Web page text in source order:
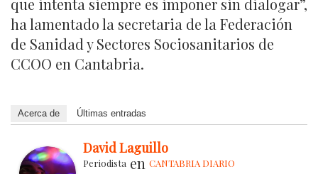
que intenta siempre es imponer sin dialogar”,
ha lamentado la secretaria de la Federación
de Sanidad y Sectores Sociosanitarios de
CCOO en Cantabria.
Acerca de Últimas entradas
David Laguillo
Periodista en CANTABRIA DIARIO